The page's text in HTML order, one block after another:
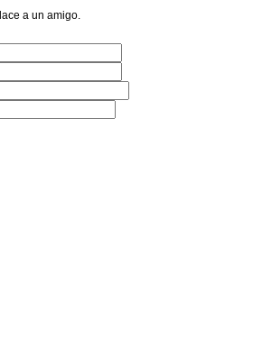
a un amigo.